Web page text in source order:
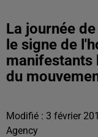
La journée
le signe de
manifestants
du
Modifié : 3 février
Agency